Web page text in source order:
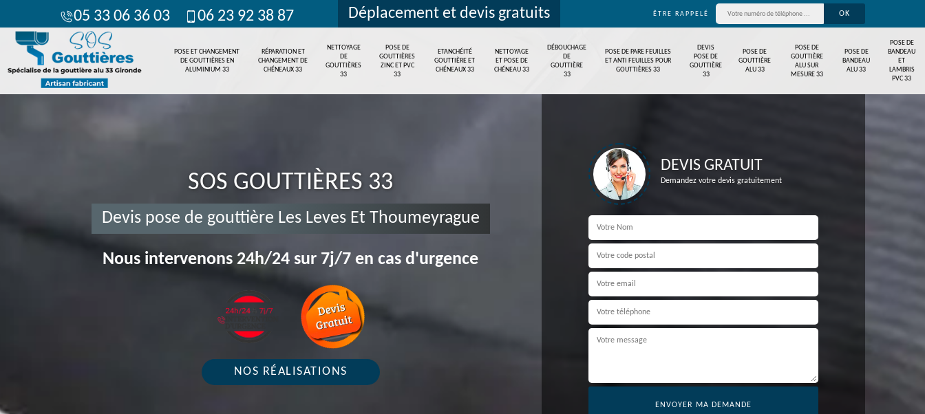
05 33 06 36 03 06 23 92 38 87 Déplacement et devis gratuits ÊTRE RAPPELÉ
POSE ET CHANGEMENT
DE GOUTTIÈRES EN
ALUMINIUM 33
RÉPARATION ET
CHANGEMENT DE
CHÉNEAUX 33
NETTOYAGE
DE
GOUTTIÈRES
33
POSE DE
GOUTTIÈRES
ZINC ET PVC
33
ETANCHÉITÉ
GOUTTIÈRE ET
CHÉNEAUX 33
NETTOYAGE
ET POSE DE
CHÉNEAU 33
DÉBOUCHAGE
DE
GOUTTIÈRE
33
POSE DE PARE FEUILLES
ET ANTI FEUILLES POUR
GOUTTIÈRES 33
DEVIS
POSE DE
GOUTTIÈRE
33
POSE DE
GOUTTIÈRE
ALU 33
POSE DE
GOUTTIÈRE
ALU SUR
MESURE 33
POSE DE
BANDEAU
ALU 33
POSE DE
BANDEAU
ET
LAMBRIS
PVC 33
SOS GOUTTIÈRES 33
Devis pose de gouttière Les Leves Et Thoumeyrague
Nous intervenons 24h/24 sur 7j/7 en cas d'urgence
NOS RÉALISATIONS
DEVIS GRATUIT
Demandez votre devis gratuitement